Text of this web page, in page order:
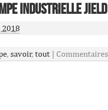
Industrielle Jield
2018
, savoir, tout |